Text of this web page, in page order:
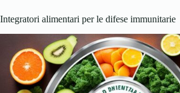
Integratori alimentari per le difese immunitarie